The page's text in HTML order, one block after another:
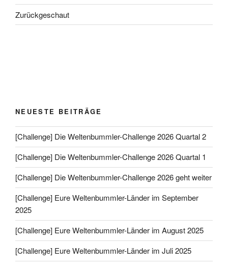
Zurückgeschaut
NEUESTE BEITRÄGE
[Challenge] Die Weltenbummler-Challenge 2026 Quartal 2
[Challenge] Die Weltenbummler-Challenge 2026 Quartal 1
[Challenge] Die Weltenbummler-Challenge 2026 geht weiter
[Challenge] Eure Weltenbummler-Länder im September
2025
[Challenge] Eure Weltenbummler-Länder im August 2025
[Challenge] Eure Weltenbummler-Länder im Juli 2025